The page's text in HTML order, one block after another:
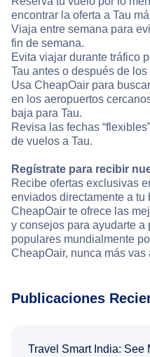
encontrar la oferta a Tau
Viaja entre semana para
fin de semana.
Evita viajar durante tráfico
Tau antes o después de
Usa CheapOair para
en los aeropuertos
baja para Tau.
Revisa las fechas
de vuelos a Tau.
Regístrate para recibir
Recibe ofertas exclusivas
enviados directamente a
CheapOair te ofrece las
y consejos para ayudarte
populares mundialmente
CheapOair, nunca más vas
Publicaciones
Travel Smart India: See